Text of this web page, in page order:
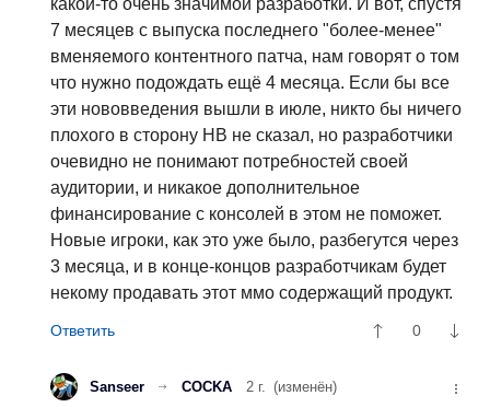
7 месяцев с выпуска последнего "более-менее"
вменяемого контентного патча, нам говорят о том
что нужно подождать ещё 4 месяца. Если бы все
эти нововведения вышли в июле, никто бы ничего
плохого в сторону НВ не сказал, но разработчики
очевидно не понимают потребностей своей
аудитории, и никакое дополнительное
финансирование с консолей в этом не поможет.
Новые игроки, как это уже было, разбегутся через
3 месяца, и в конце-концов разработчикам будет
некому продавать этот ммо содержащий продукт.
0
Sanseer COCKA 2 г. (изменён)